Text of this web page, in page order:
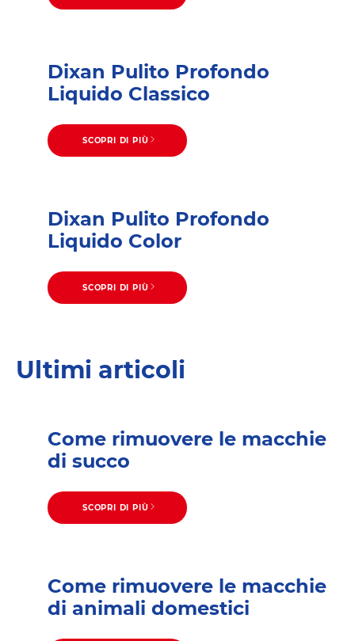
Dixan Pulito Profondo
Liquido Classico
SCOPRI DI PIÙ
Dixan Pulito Profondo
Liquido Color
SCOPRI DI PIÙ
Ultimi articoli
Come rimuovere le macchie
di succo
SCOPRI DI PIÙ
Come rimuovere le macchie
di animali domestici